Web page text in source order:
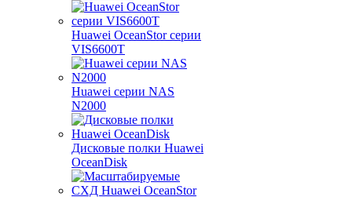
Huawei OceanStor серии
VIS6600T
Huawei серии NAS
N2000
Дисковые полки Huawei
OceanDisk